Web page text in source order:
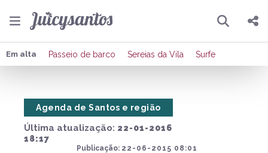
Pesquisar
Compartilhar
Em alta Passeio de barco Sereias da Vila Surfe
Última atualização: 22-01-2016
18:17
Publicação: 22-06-2015 08:01
Agenda de Santos e região